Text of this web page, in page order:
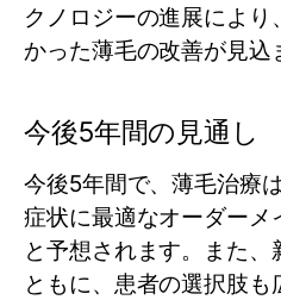
クノロジーの進展により
かった薄毛の改善が見込
今後5年間の見通し
今後5年間で、薄毛治療
症状に最適なオーダーメ
と予想されます。また、
ともに、患者の選択肢も